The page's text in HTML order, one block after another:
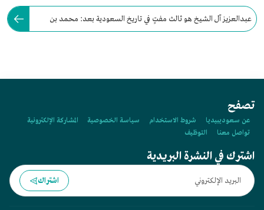
عبدالعزيز آل الشيخ هو ثالث مفتٍ في تاريخ السعودية بعد: محمد بن
تصفح
عن سعوديبيديا شروط الاستخدام سياسة الخصوصية
المشاركة الإلكترونية
تواصل معنا
التوظيف
اشترك في النشرة البريدية
اشتراك